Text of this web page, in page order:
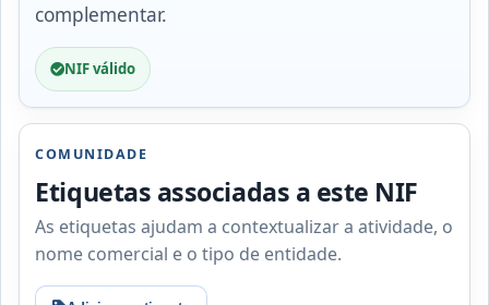
complementar.
NIF válido
COMUNIDADE
Etiquetas associadas a este NIF
As etiquetas ajudam a contextualizar a atividade, o
nome comercial e o tipo de entidade.